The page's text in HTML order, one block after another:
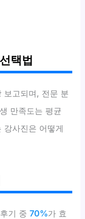
택법
보고되며, 전문 분
만족도는 평균
강사진은 어떻게
기 중70%가 효